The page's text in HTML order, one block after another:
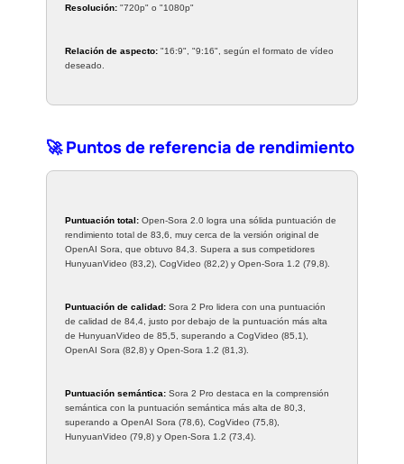
Resolución: "720p" o "1080p"
Relación de aspecto: "16:9", "9:16", según el formato de vídeo
deseado.
🚀 Puntos de referencia de rendimiento
Puntuación total: Open-Sora 2.0 logra una sólida puntuación de
rendimiento total de 83,6, muy cerca de la versión original de
OpenAI Sora, que obtuvo 84,3. Supera a sus competidores
HunyuanVideo (83,2), CogVideo (82,2) y Open-Sora 1.2 (79,8).
Puntuación de calidad: Sora 2 Pro lidera con una puntuación
de calidad de 84,4, justo por debajo de la puntuación más alta
de HunyuanVideo de 85,5, superando a CogVideo (85,1),
OpenAI Sora (82,8) y Open-Sora 1.2 (81,3).
Puntuación semántica: Sora 2 Pro destaca en la comprensión
semántica con la puntuación semántica más alta de 80,3,
superando a OpenAI Sora (78,6), CogVideo (75,8),
HunyuanVideo (79,8) y Open-Sora 1.2 (73,4).